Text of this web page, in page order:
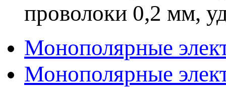
проволоки 0,2 мм,
Монополярные
Монополярные